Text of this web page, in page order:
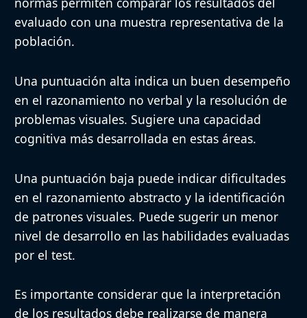
evaluado con una muestra representativa de la
población.
Una puntuación alta indica un buen desempeño
en el razonamiento no verbal y la resolución de
problemas visuales. Sugiere una capacidad
cognitiva más desarrollada en estas áreas.
Una puntuación baja puede indicar dificultades
en el razonamiento abstracto y la identificación
de patrones visuales. Puede sugerir un menor
nivel de desarrollo en las habilidades evaluadas
por el test.
Es importante considerar que la interpretación
de los resultados debe realizarse de manera